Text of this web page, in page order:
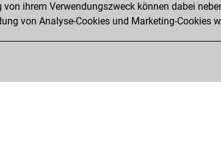
ihrem Verwendungszweck können dabei
von Analyse-Cookies und Marketing-Cookies